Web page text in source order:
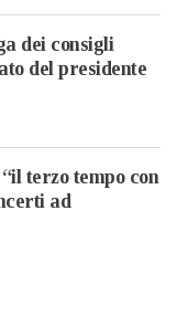
dei consigli
del presidente
terzo tempo con
ad